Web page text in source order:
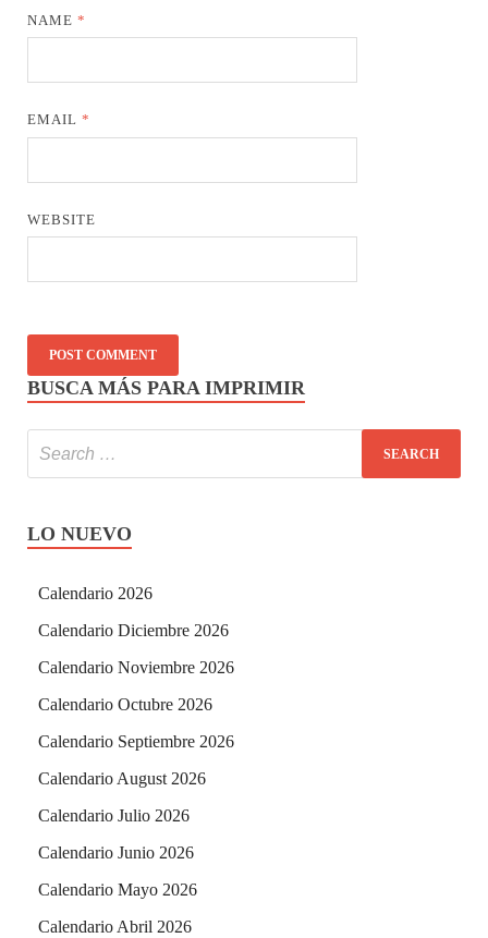
NAME*
EMAIL*
WEBSITE
BUSCA MÁS PARA IMPRIMIR
LO NUEVO
Calendario 2026
Calendario Diciembre 2026
Calendario Noviembre 2026
Calendario Octubre 2026
Calendario Septiembre 2026
Calendario August 2026
Calendario Julio 2026
Calendario Junio 2026
Calendario Mayo 2026
Calendario Abril 2026